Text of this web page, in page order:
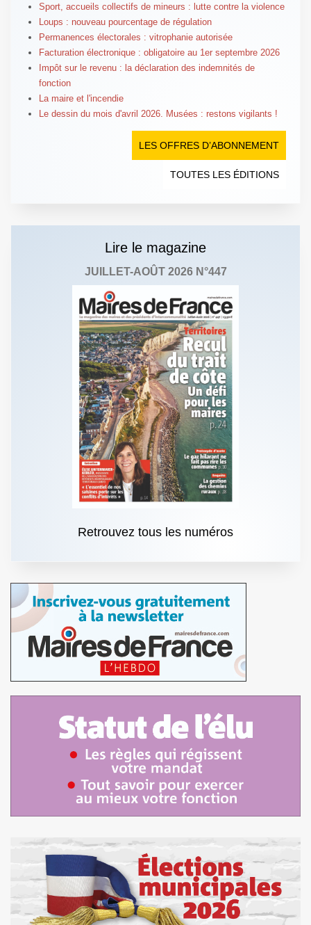
Sport, accueils collectifs de mineurs : lutte contre la violence
Loups : nouveau pourcentage de régulation
Permanences électorales : vitrophanie autorisée
Facturation électronique : obligatoire au 1er septembre 2026
Impôt sur le revenu : la déclaration des indemnités de
fonction
La maire et l'incendie
Le dessin du mois d'avril 2026. Musées : restons vigilants !
LES OFFRES D’ABONNEMENT
TOUTES LES ÉDITIONS
Lire le magazine
JUILLET-AOÛT 2026 N°447
Retrouvez tous les numéros